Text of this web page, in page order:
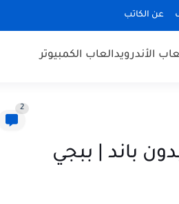
عن الكاتب
الأندرويدالعاب الكمبيوتر
2
باند | ببجي